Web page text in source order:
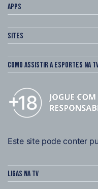
Apps
Sites
Como assistir a esportes na
Este site pode conter
Ligas na TV